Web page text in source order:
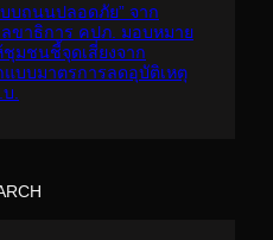
บถนนปลอดภัย” จาก
ขาธิการ คปภ. มอบหมาย
ชุมชนชี้จุดเสี่ยงจาก
บบมาตรการลดอุบัติเหตุ
.